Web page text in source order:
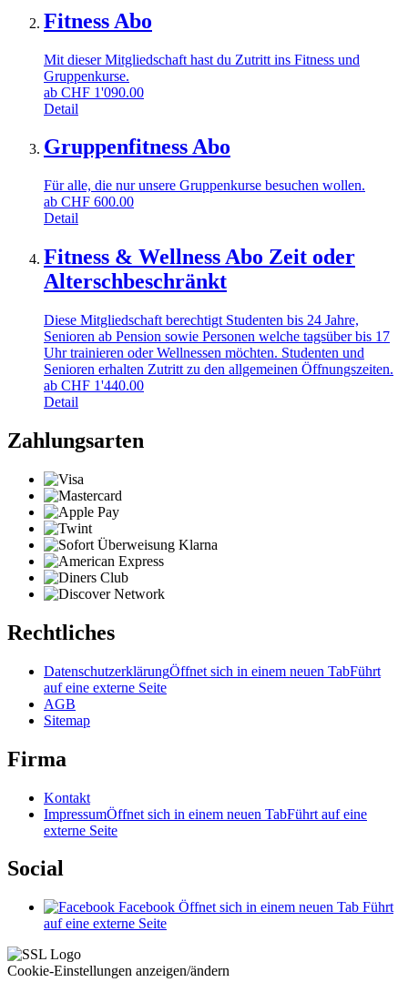
Fitness Abo
Mit dieser Mitgliedschaft hast du Zutritt ins Fitness und
Gruppenkurse.
ab CHF 1'090.00
Detail
Gruppenfitness Abo
Für alle, die nur unsere Gruppenkurse besuchen wollen.
ab CHF 600.00
Detail
Fitness & Wellness Abo Zeit oder
Alterschbeschränkt
Diese Mitgliedschaft berechtigt Studenten bis 24 Jahre,
Senioren ab Pension sowie Personen welche tagsüber bis 17
Uhr trainieren oder Wellnessen möchten. Studenten und
Senioren erhalten Zutritt zu den allgemeinen Öffnungszeiten.
ab CHF 1'440.00
Detail
Zahlungsarten
Rechtliches
DatenschutzerklärungÖffnet sich in einem neuen TabFührt
auf eine externe Seite
AGB
Sitemap
Firma
Kontakt
ImpressumÖffnet sich in einem neuen TabFührt auf eine
externe Seite
Social
Facebook Öffnet sich in einem neuen Tab Führt
auf eine externe Seite
Cookie-Einstellungen anzeigen/ändern